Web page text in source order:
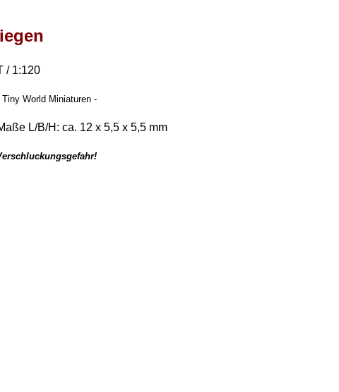
/ 1:120
World Miniaturen -
L/B/H: ca. 12 x 5,5 x 5,5 mm